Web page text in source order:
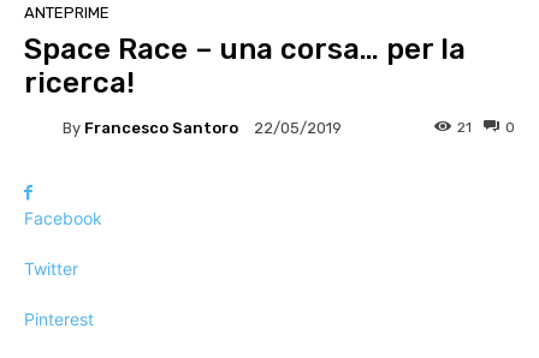
ANTEPRIME
Space Race – una corsa… per la
ricerca!
By Francesco Santoro 22/05/2019 0
21
Facebook
Twitter
Pinterest